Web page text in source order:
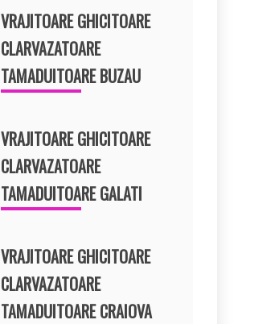
VRAJITOARE GHICITOARE
CLARVAZATOARE
TAMADUITOARE BUZAU
VRAJITOARE GHICITOARE
CLARVAZATOARE
TAMADUITOARE GALATI
VRAJITOARE GHICITOARE
CLARVAZATOARE
TAMADUITOARE CRAIOVA